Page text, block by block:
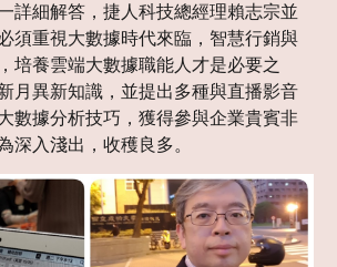
詳細解答，捷人科技總經理賴志宗並
須重視大數據時代來臨，智慧行銷與
培養雲端大數據職能人才是必要之
月異新知識，並提出多種與直播影音
數據分析技巧，獲得參與企業貴賓非
深入淺出，收穫良多。